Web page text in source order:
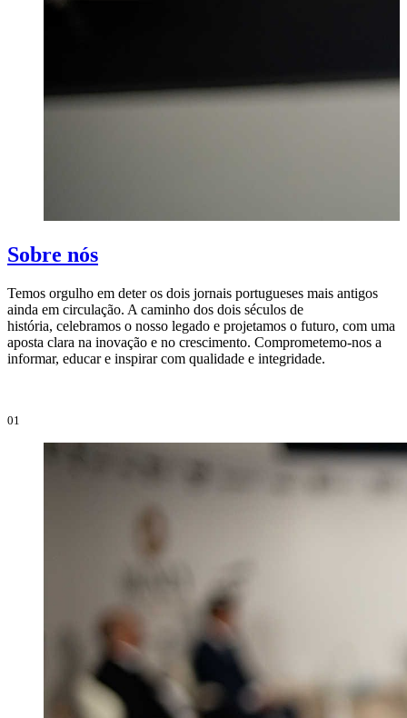
Sobre nós
Temos orgulho em deter os dois jornais portugueses mais antigos
ainda em circulação. A caminho dos dois séculos de
história, celebramos o nosso legado e projetamos o futuro, com uma
aposta clara na inovação e no crescimento. Comprometemo-nos a
informar, educar e inspirar com qualidade e integridade.
01